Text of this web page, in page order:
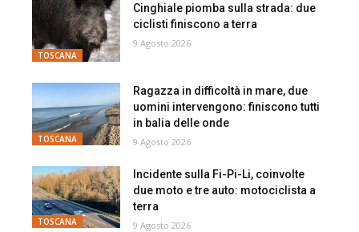
TOSCANA
Cinghiale piomba sulla strada: due
ciclisti finiscono a terra
9 Agosto 2026
TOSCANA
Ragazza in difficoltà in mare, due
uomini intervengono: finiscono tutti
in balia delle onde
9 Agosto 2026
TOSCANA
Incidente sulla Fi-Pi-Li, coinvolte
due moto e tre auto: motociclista a
terra
9 Agosto 2026